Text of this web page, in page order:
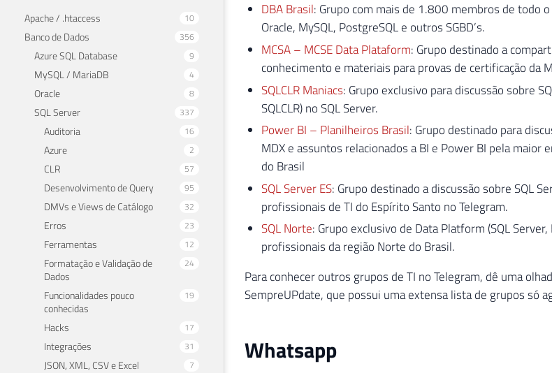
Apache / .htaccess 10
Banco de Dados 356
Azure SQL Database 9
MySQL / MariaDB 4
Oracle 8
SQL Server 337
Auditoria 16
Azure 2
CLR 57
Desenvolvimento de Query 95
DMVs e Views de Catálogo 32
Erros 23
Ferramentas 12
Formatação e Validação de
Dados
24
Funcionalidades pouco
conhecidas
19
Hacks 17
Integrações 31
JSON, XML, CSV e Excel 7
DBA Brasil: Grupo com mais de 1.800 membros de todo
Oracle, MySQL, PostgreSQL e outros SGBD’s.
MCSA – MCSE Data Plataform: Grupo destinado a
conhecimento e materiais para provas de certificação da
SQLCLR Maniacs: Grupo exclusivo para discussão sobre
SQLCLR) no SQL Server.
Power BI – Planilheiros Brasil: Grupo destinado para
MDX e assuntos relacionados a BI e Power BI pela
do Brasil
SQL Server ES: Grupo destinado a discussão sobre SQL
profissionais de TI do Espírito Santo no Telegram.
SQL Norte: Grupo exclusivo de Data Platform (SQL Server,
profissionais da região Norte do Brasil.
Para conhecer outros grupos de TI no Telegram, dê uma
SempreUPdate, que possui uma extensa lista de grupos só
Whatsapp